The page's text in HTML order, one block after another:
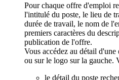
Pour chaque offre d'emploi
l'intitulé du poste, le lieu de
durée de travail, le nom de
premiers caractères du
publication de l'offre.
Vous accédez au détail
ou sur le logo sur la gauche.
le détail du poste